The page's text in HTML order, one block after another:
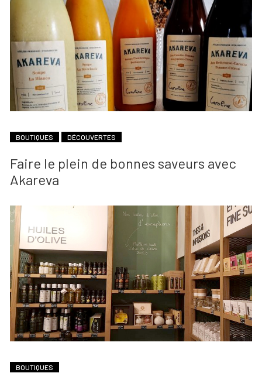
BOUTIQUES DÉCOUVERTES
Faire le plein de bonnes saveurs avec
Akareva
BOUTIQUES